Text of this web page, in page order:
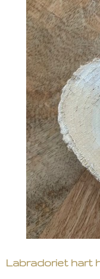
Labradoriet hart